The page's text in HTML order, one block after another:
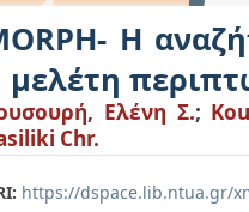
Η
μελέτη
Ελένη Σ.;
Chr.
https://dspace.lib.ntua.gr/